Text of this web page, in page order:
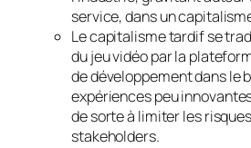
service, dans un
Le capitalisme tardif se
du jeu vidéo par la
de développement dans le
expériences peu
de sorte à limiter les
stakeholders.